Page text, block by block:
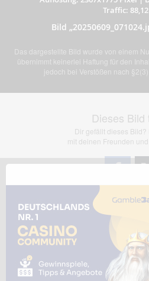
Traffic:
Bild
Das dargestellte Bild wurde von einem
übernimmt keinerlei Haftung für den
jedoch bei Verstößen nach §2(3)
Dieses Bild
Dir gefällt dieses Bild?
mit deinen Freunden
Share
HTML